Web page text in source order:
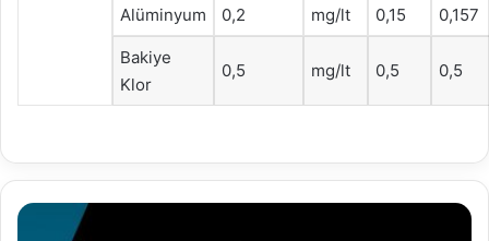
Alüminyum 0,2 mg/lt 0,15 0,157
Bakiye
Klor
0,5 mg/lt 0,5 0,5
27.08